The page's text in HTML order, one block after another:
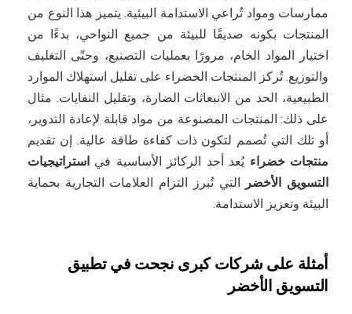
ممارسات ومواد تُراعي الاستدامة البيئية. يتميز هذا النوع من
المنتجات بكونه صديقًا للبيئة من جميع النواحي، بدءًا من
اختيار المواد الخام، مرورًا بعمليات التصنيع، وحتّى التغليف
والتوزيع. تُركز المنتجات الخضراء على تقليل استهلاك الموارد
الطبيعية، الحد من الانبعاثات الضارة، وتقليل النفايات. مثال
على ذلك: المنتجات المصنوعة من مواد قابلة لإعادة التدوير،
أو تلك التي تُصمم لتكون ذات كفاءة طاقة عالية. إن تقديم
منتجات خضراء يُعد أحد الركائز الأساسية في استراتيجيات
التسويق الأخضر التي تُبرز التزام العلامات التجارية بحماية
البيئة وتعزيز الاستدامة.
أمثلة على شركات كبرى نجحت في تطبيق
التسويق الأخضر